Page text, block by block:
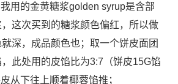
我用的金黄糖浆golden syrup是含部
这次买到的糖浆颜色偏红，所以做
深，成品颜色也；取一个饼皮面团
此处用的皮馅比为3:7（饼皮15G馅
从下往上顺着椰蓉馅推；